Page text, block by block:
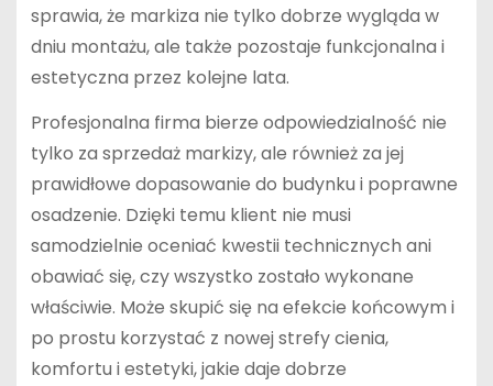
sprawia, że markiza nie tylko dobrze wygląda w
dniu montażu, ale także pozostaje funkcjonalna i
estetyczna przez kolejne lata.
Profesjonalna firma bierze odpowiedzialność nie
tylko za sprzedaż markizy, ale również za jej
prawidłowe dopasowanie do budynku i poprawne
osadzenie. Dzięki temu klient nie musi
samodzielnie oceniać kwestii technicznych ani
obawiać się, czy wszystko zostało wykonane
właściwie. Może skupić się na efekcie końcowym i
po prostu korzystać z nowej strefy cienia,
komfortu i estetyki, jakie daje dobrze